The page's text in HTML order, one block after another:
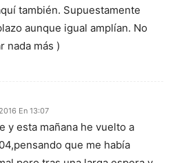
también. Supuestamente
aunque igual amplían. No
nada más )
En 13:07
y esta mañana he vuelto a
que me había